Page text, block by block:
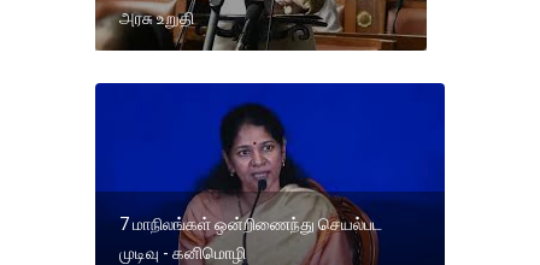
அரசு உறுதி
7 மாநிலங்கள் ஒன்றிணைந்து செயல்பட
முடிவு - கனிமொழி